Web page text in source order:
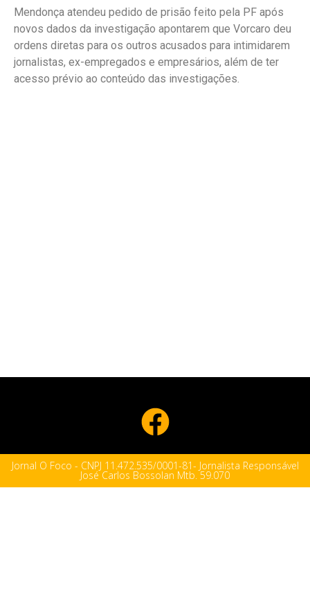
Mendonça atendeu pedido de prisão feito pela PF após
novos dados da investigação apontarem que Vorcaro deu
ordens diretas para os outros acusados para intimidarem
jornalistas, ex-empregados e empresários, além de ter
acesso prévio ao conteúdo das investigações.
Jornal O Foco - CNPJ 11.472.535/0001-81- Jornalista Responsável
José Carlos Bossolan Mtb. 59.070